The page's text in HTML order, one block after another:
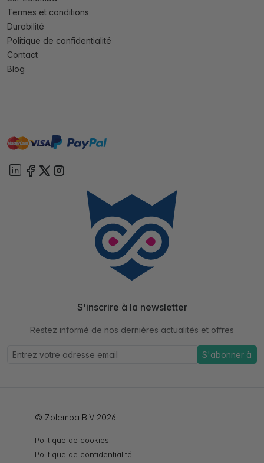
Termes et conditions
Durabilité
Politique de confidentialité
Contact
Blog
mastervisa paypal
S'inscrire à la newsletter
Restez informé de nos dernières actualités et offres
S'abonner à
© Zolemba B.V 2026
Politique de cookies
Politique de confidentialité